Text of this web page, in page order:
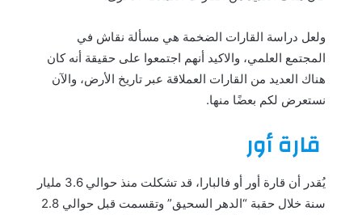
ولعل دراسة القارات الضخمة هي مسألة نقاش في
المجتمع العلمي، والاكيد أنهم اجتمعوا على حقيقة أنه كان
هناك العديد من القارات العملاقة عبر تاريخ الأرض، والآن
نستعرض لكم بعضًا منها.
قارة أور
يُقدر أن قارة أور أو فالبارا، قد تشكلت منذ حوالي 3.6 مليار
سنة خلال حقبة “الدهر السحيق” وتقسمت قبل حوالي 2.8